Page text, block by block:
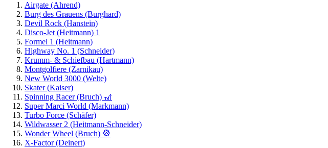
Airgate (Ahrend)
Burg des Grauens (Burghard)
Devil Rock (Hanstein)
Disco-Jet (Heitmann) 1
Formel 1 (Heitmann)
Highway No. 1 (Schneider)
Krumm- & Schiefbau (Hartmann)
Montgolfiere (Zarnikau)
New World 3000 (Welte)
Skater (Kaiser)
Spinning Racer (Bruch) 🎢
Super Marci World (Markmann)
Turbo Force (Schäfer)
Wildwasser 2 (Heitmann-Schneider)
Wonder Wheel (Bruch) 🎡
X-Factor (Deinert)